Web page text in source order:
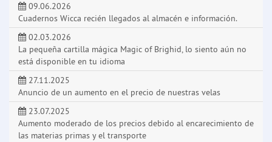
09.06.2026
Cuadernos Wicca recién llegados al almacén e información.
02.03.2026
La pequeña cartilla mágica Magic of Brighid, lo siento aún no
está disponible en tu idioma
27.11.2025
Anuncio de un aumento en el precio de nuestras velas
23.07.2025
Aumento moderado de los precios debido al encarecimiento de
las materias primas y el transporte